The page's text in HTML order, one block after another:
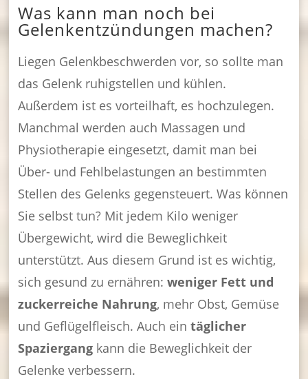
Was kann man noch bei
Gelenkentzündungen machen?
Liegen Gelenkbeschwerden vor, so sollte man
das Gelenk ruhigstellen und kühlen.
Außerdem ist es vorteilhaft, es hochzulegen.
Manchmal werden auch Massagen und
Physiotherapie eingesetzt, damit man bei
Über- und Fehlbelastungen an bestimmten
Stellen des Gelenks gegensteuert. Was können
Sie selbst tun? Mit jedem Kilo weniger
Übergewicht, wird die Beweglichkeit
unterstützt. Aus diesem Grund ist es wichtig,
sich gesund zu ernähren:weniger Fett und
zuckerreiche Nahrung, mehr Obst, Gemüse
und Geflügelfleisch. Auch eintäglicher
Spaziergang kann die Beweglichkeit der
Gelenke verbessern.